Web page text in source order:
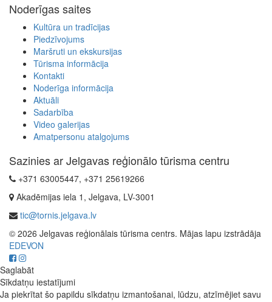
Noderīgas saites
Kultūra un tradīcijas
Piedzīvojums
Maršruti un ekskursijas
Tūrisma informācija
Kontakti
Noderīga informācija
Aktuāli
Sadarbība
Video galerijas
Amatpersonu atalgojums
Sazinies ar Jelgavas reģionālo tūrisma centru
+371 63005447, +371 25619266
Akadēmijas iela 1, Jelgava, LV-3001
tic@tornis.jelgava.lv
© 2026 Jelgavas reģionālais tūrisma centrs. Mājas lapu izstrādāja
EDEVON
Saglabāt
Sīkdatņu iestatījumi
Ja piekrītat šo papildu sīkdatņu izmantošanai, lūdzu, atzīmējiet savu